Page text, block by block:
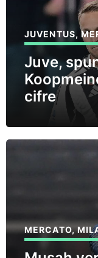
JUVENTUS,
Juve,
cifre
MERCATO,